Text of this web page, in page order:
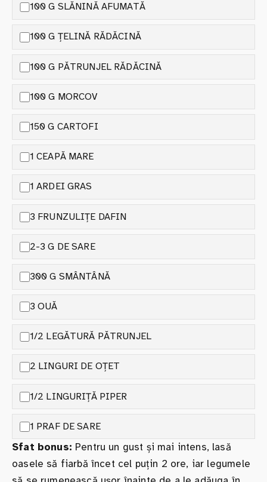
100 G SLĂNINĂ AFUMATĂ
100 G ȚELINĂ RĂDĂCINĂ
100 G PĂTRUNJEL RĂDĂCINĂ
100 G MORCOV
150 G CARTOFI
1 CEAPĂ MARE
1 ARDEI GRAS
3 FRUNZULIȚE DAFIN
2-3 G DE SARE
300 G SMÂNTÂNĂ
3 OUĂ
1/2 LEGĂTURĂ PĂTRUNJEL
2 LINGURI DE OȚET
1/2 LINGURIȚĂ PIPER
1 PRAF DE SARE
Sfat bonus: Pentru un gust și mai intens, lasă
oasele să fiarbă încet cel puțin 2 ore, iar legumele